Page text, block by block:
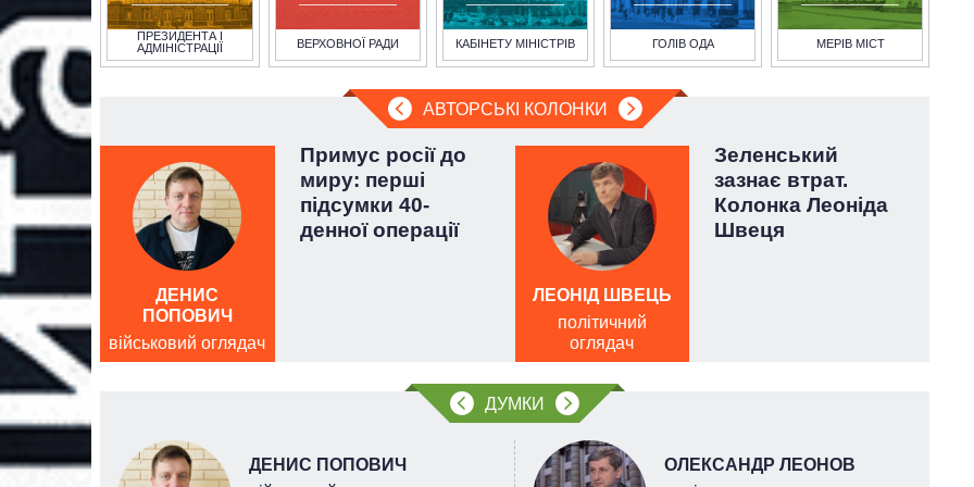
ПРЕЗИДЕНТА І
АДМІНІСТРАЦІЇ
ВЕРХОВНОЇ РАДИ КАБІНЕТУ МІНІСТРІВ ГОЛІВ ОДА МЕРІВ МІСТ
АВТОРСЬКІ КОЛОНКИ
Примус росії до
миру: перші
підсумки 40-
денної операції
ДЕНИС
ПОПОВИЧ
військовий оглядач
Зеленський
зазнає втрат.
Колонка Леоніда
Швеця
ЛЕОНІД ШВЕЦЬ
політичний
оглядач
ДУМКИ
ДЕНИС ПОПОВИЧ
ОЛЕКСАНДР ЛЕОНОВ